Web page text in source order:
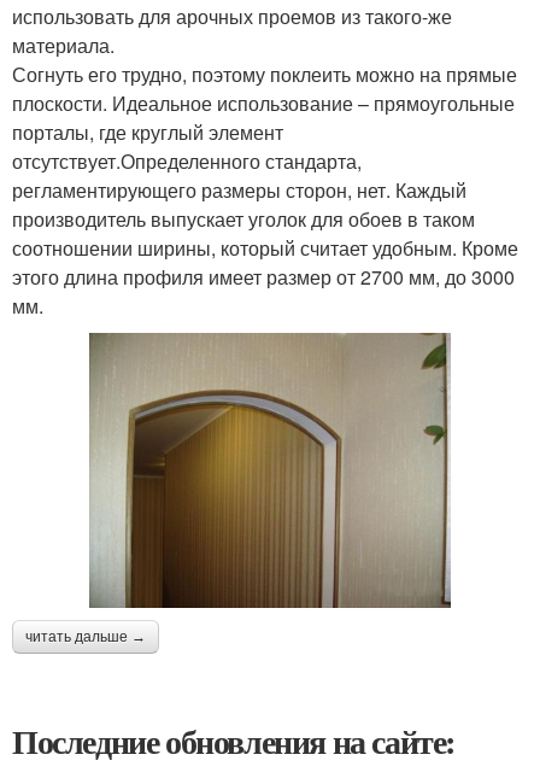
использовать для арочных проемов из такого-же
материала.
Согнуть его трудно, поэтому поклеить можно на прямые
плоскости. Идеальное использование – прямоугольные
порталы, где круглый элемент
отсутствует.Определенного стандарта,
регламентирующего размеры сторон, нет. Каждый
производитель выпускает уголок для обоев в таком
соотношении ширины, который считает удобным. Кроме
этого длина профиля имеет размер от 2700 мм, до 3000
мм.
читать дальше →
Последние обновления на сайте: